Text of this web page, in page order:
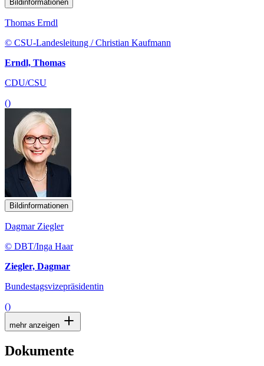
Bildinformationen
Thomas Erndl
© CSU-Landesleitung / Christian Kaufmann
Erndl, Thomas
CDU/CSU
()
Bildinformationen
Dagmar Ziegler
© DBT/Inga Haar
Ziegler, Dagmar
Bundestagsvizepräsidentin
()
mehr anzeigen
Dokumente